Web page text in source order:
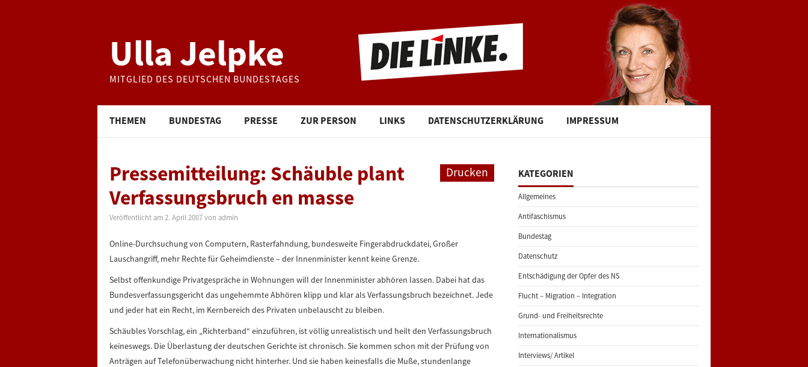
Ulla Jelpke
MITGLIED DES DEUTSCHEN BUNDESTAGES
THEMEN BUNDESTAG PRESSE ZUR PERSON LINKS DATENSCHUTZERKLÄRUNG IMPRESSUM
Drucken
Pressemitteilung: Schäuble plant
Verfassungsbruch en masse
Veröffentlicht am 2. April 2007 von admin
Online-Durchsuchung von Computern, Rasterfahndung, bundesweite Fingerabdruckdatei, Großer
Lauschangriff, mehr Rechte für Geheimdienste – der Innenminister kennt keine Grenze.
Selbst offenkundige Privatgespräche in Wohnungen will der Innenminister abhören lassen. Dabei hat das
Bundesverfassungsgericht das ungehemmte Abhören klipp und klar als Verfassungsbruch bezeichnet. Jede
und jeder hat ein Recht, im Kernbereich des Privaten unbelauscht zu bleiben.
Schäubles Vorschlag, ein „Richterband“ einzuführen, ist völlig unrealistisch und heilt den Verfassungsbruch
keineswegs. Die Überlastung der deutschen Gerichte ist chronisch. Sie kommen schon mit der Prüfung von
Anträgen auf Telefonüberwachung nicht hinterher. Und sie haben keinesfalls die Muße, stundenlange
KATEGORIEN
Allgemeines
Antifaschismus
Bundestag
Datenschutz
Entschädigung der Opfer des NS
Flucht – Migration – Integration
Grund- und Freiheitsrechte
Internationalismus
Interviews/ Artikel